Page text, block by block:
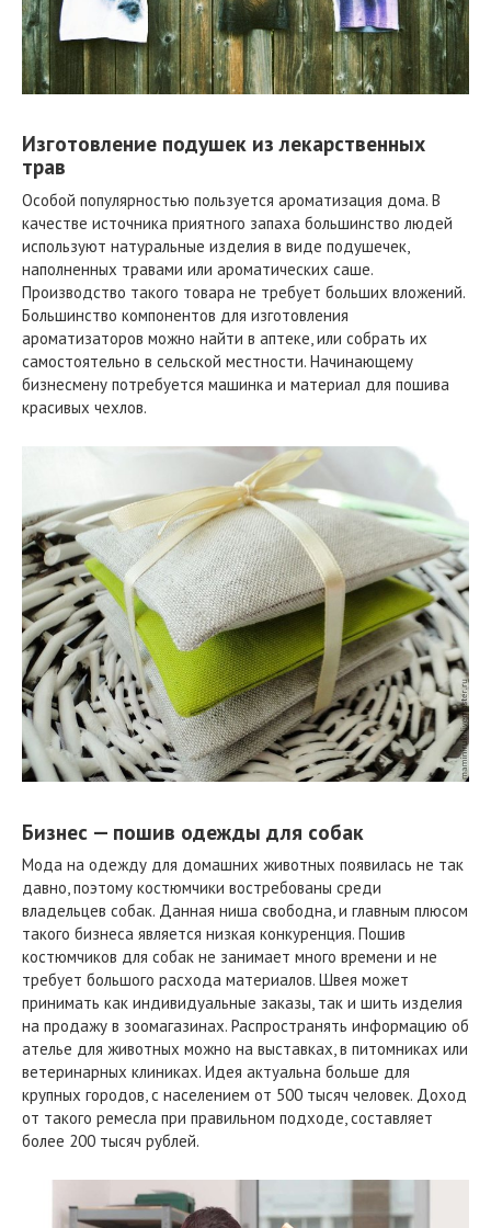
Изготовление подушек из лекарственных
трав
Особой популярностью пользуется ароматизация дома. В
качестве источника приятного запаха большинство людей
используют натуральные изделия в виде подушечек,
наполненных травами или ароматических саше.
Производство такого товара не требует больших вложений.
Большинство компонентов для изготовления
ароматизаторов можно найти в аптеке, или собрать их
самостоятельно в сельской местности. Начинающему
бизнесмену потребуется машинка и материал для пошива
красивых чехлов.
Бизнес — пошив одежды для собак
Мода на одежду для домашних животных появилась не так
давно, поэтому костюмчики востребованы среди
владельцев собак. Данная ниша свободна, и главным плюсом
такого бизнеса является низкая конкуренция. Пошив
костюмчиков для собак не занимает много времени и не
требует большого расхода материалов. Швея может
принимать как индивидуальные заказы, так и шить изделия
на продажу в зоомагазинах. Распространять информацию об
ателье для животных можно на выставках, в питомниках или
ветеринарных клиниках. Идея актуальна больше для
крупных городов, с населением от 500 тысяч человек. Доход
от такого ремесла при правильном подходе, составляет
более 200 тысяч рублей.